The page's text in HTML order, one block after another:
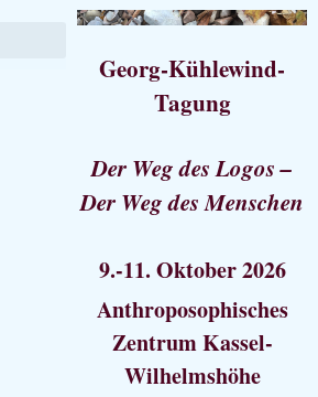
Georg-Kühlewind-
Tagung
Der Weg des Logos –
Der Weg des Menschen
9.-11. Oktober 2026
Anthroposophisches
Zentrum Kassel-
Wilhelmshöhe